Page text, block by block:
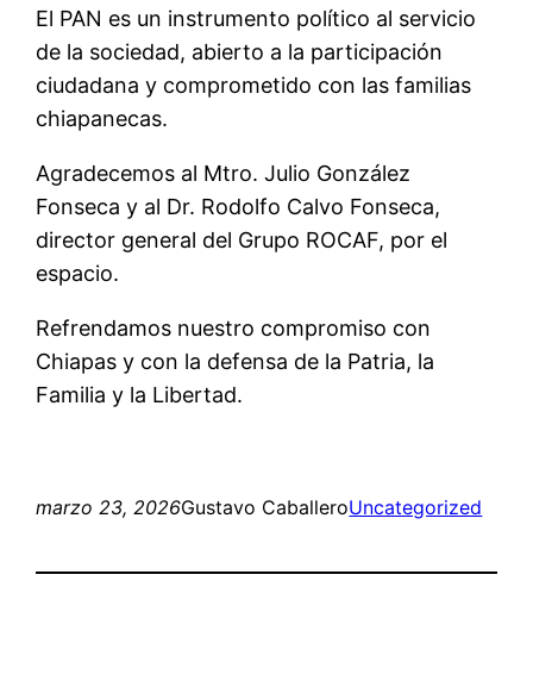
El PAN es un instrumento político al servicio
de la sociedad, abierto a la participación
ciudadana y comprometido con las familias
chiapanecas.
Agradecemos al Mtro. Julio González
Fonseca y al Dr. Rodolfo Calvo Fonseca,
director general del Grupo ROCAF, por el
espacio.
Refrendamos nuestro compromiso con
Chiapas y con la defensa de la Patria, la
Familia y la Libertad.
marzo 23, 2026Gustavo CaballeroUncategorized